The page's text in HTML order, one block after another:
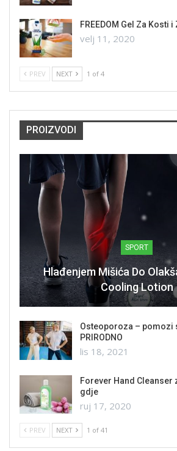
FREEDOM Gel Za Kosti
velj 11, 2020
PREV NEXT 1 of 4
PROIZVODI
SPORT
Hlađenjem Mišića Do
Cooling Lotion
Osteoporoza – pomozi
PRIRODNO
lis 18, 2021
Forever Hand Cleanser
gdje
ruj 17, 2020
PREV NEXT 1 of 41